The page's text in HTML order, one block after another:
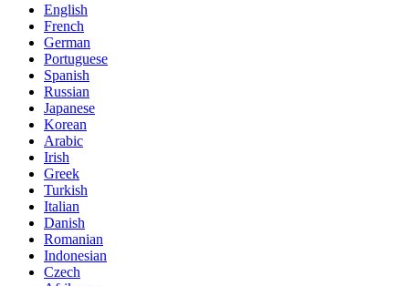
English
French
German
Portuguese
Spanish
Russian
Japanese
Korean
Arabic
Irish
Greek
Turkish
Italian
Danish
Romanian
Indonesian
Czech